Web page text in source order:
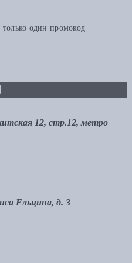
один промокод
12, стр.12, метро
Ельцина, д. 3